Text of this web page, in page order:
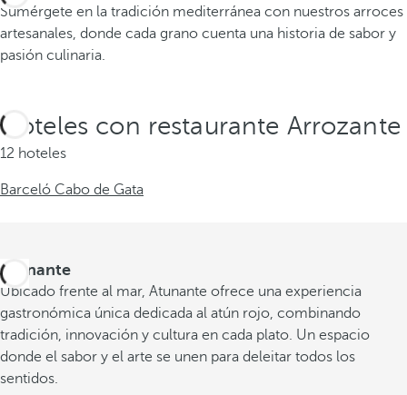
Sumérgete en la tradición mediterránea con nuestros arroces
artesanales, donde cada grano cuenta una historia de sabor y
pasión culinaria.
Hoteles con restaurante Arrozante
12 hoteles
Barceló Cabo de Gata
Atunante
Ubicado frente al mar, Atunante ofrece una experiencia
gastronómica única dedicada al atún rojo, combinando
tradición, innovación y cultura en cada plato. Un espacio
donde el sabor y el arte se unen para deleitar todos los
sentidos.